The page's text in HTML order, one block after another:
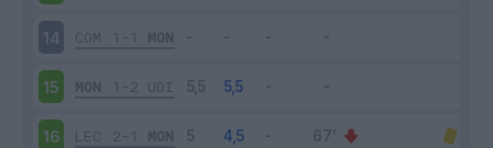
14 COM 1-1 MON
15 MON 1-2 UDI
16 LEC 2-1 MON